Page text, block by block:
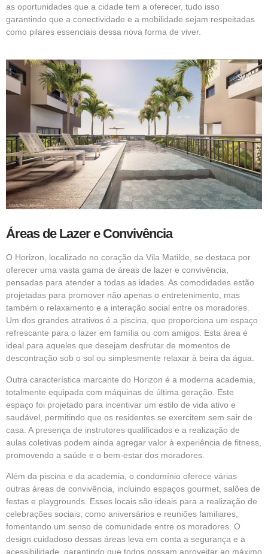
as oportunidades que a cidade tem a oferecer, tudo isso
garantindo que a conectividade e a mobilidade sejam respeitadas
como pilares essenciais dessa nova forma de viver.
Áreas de Lazer e Convivência
O Horizon, localizado no coração da Vila Matilde, se destaca por
oferecer uma vasta gama de áreas de lazer e convivência,
pensadas para atender a todas as idades. As comodidades estão
projetadas para promover não apenas o entretenimento, mas
também o relaxamento e a interação social entre os moradores.
Um dos grandes atrativos é a piscina, que proporciona um espaço
refrescante para o lazer em família ou com amigos. Esta área é
ideal para aqueles que desejam desfrutar de momentos de
descontração sob o sol ou simplesmente relaxar à beira da água.
Outra característica marcante do Horizon é a moderna academia,
totalmente equipada com máquinas de última geração. Este
espaço foi projetado para incentivar um estilo de vida ativo e
saudável, permitindo que os residentes se exercitem sem sair de
casa. A presença de instrutores qualificados e a realização de
aulas coletivas podem ainda agregar valor à experiência de fitness,
promovendo a saúde e o bem-estar dos moradores.
Além da piscina e da academia, o condomínio oferece várias
outras áreas de convivência, incluindo espaços gourmet, salões de
festas e playgrounds. Esses locais são ideais para a realização de
celebrações sociais, como aniversários e reuniões familiares,
fomentando um senso de comunidade entre os moradores. O
design cuidadoso dessas áreas leva em conta a segurança e a
acessibilidade, garantindo que todos possam aproveitar ao máximo